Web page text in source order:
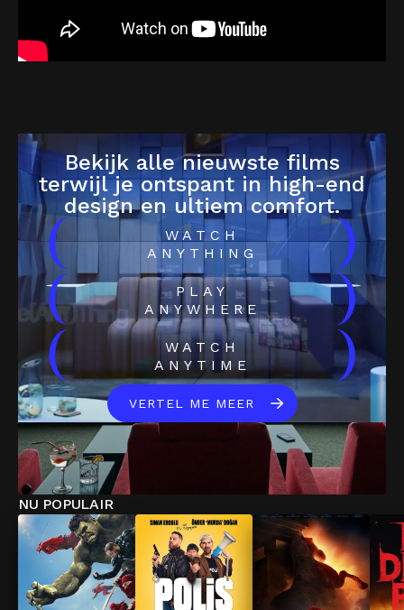
Bekijk alle nieuwste films
terwijl je ontspant in high-end
design en ultiem comfort.
(
WATCH
ANYTHING
)
(
PLAY
ANYWHERE
)
(
WATCH
ANYTIME
)
VERTEL ME MEER
NU POPULAIR